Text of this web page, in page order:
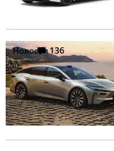
Новости136